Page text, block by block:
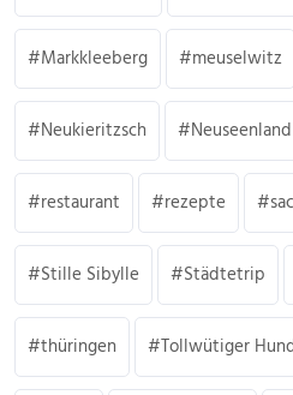
Markkleeberg meuselwitz
Neukieritzsch Neuseenland
restaurant rezepte
Stille Sibylle Städtetrip
thüringen Tollwütiger